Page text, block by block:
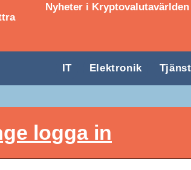
Nyheter i Kryptovalutavärlden
IT Elektronik
logga in